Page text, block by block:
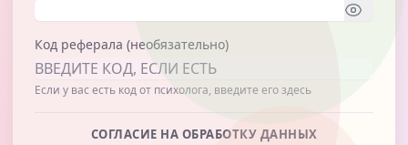
Код реферала (необязательно)
Если у вас есть код от психолога, введите его здесь
СОГЛАСИЕ НА ОБРАБОТКУ ДАННЫХ